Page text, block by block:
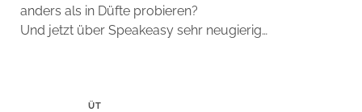
anders als in Düfte probieren?
Und jetzt über Speakeasy sehr neugierig…
ÜT